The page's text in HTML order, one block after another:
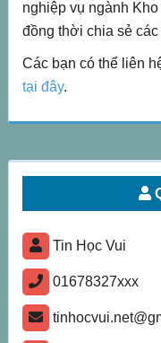
nghiệp vụ ngành
đồng thời chia sẻ các
Các bạn có thể liên
tại đây.
Tin Học Vui
01678327xxx